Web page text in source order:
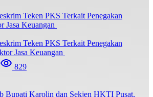
Teken PKS Terkait Penegakan
Jasa Keuangan
829
Bupati Karolin dan Sekjen HKTI Pusat,